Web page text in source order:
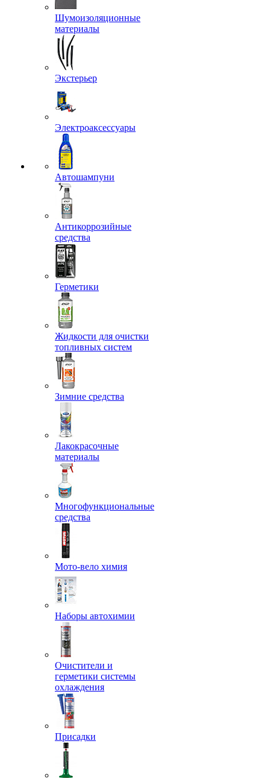
Шумоизоляционные
материалы
Экстерьер
Электроаксессуары
Автошампуни
Антикоррозийные
средства
Герметики
Жидкости для очистки
топливных систем
Зимние средства
Лакокрасочные
материалы
Многофункциональные
средства
Мото-вело химия
Наборы автохимии
Очистители и
герметики системы
охлаждения
Присадки